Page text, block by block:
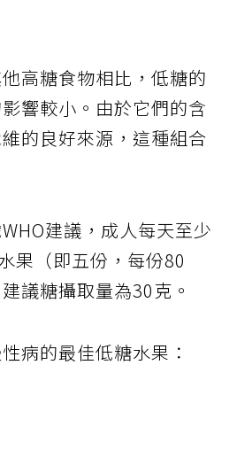
高糖食物相比，低糖的
響較小。由於它們的含
的良好來源，這種組合
建議，成人每天至少
果（即五份，每份80
議糖攝取量為30克。
病的最佳低糖水果：